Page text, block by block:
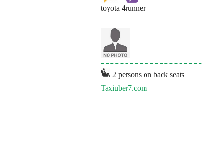
toyota 4runner
2 persons on back seats
Taxiuber7.com